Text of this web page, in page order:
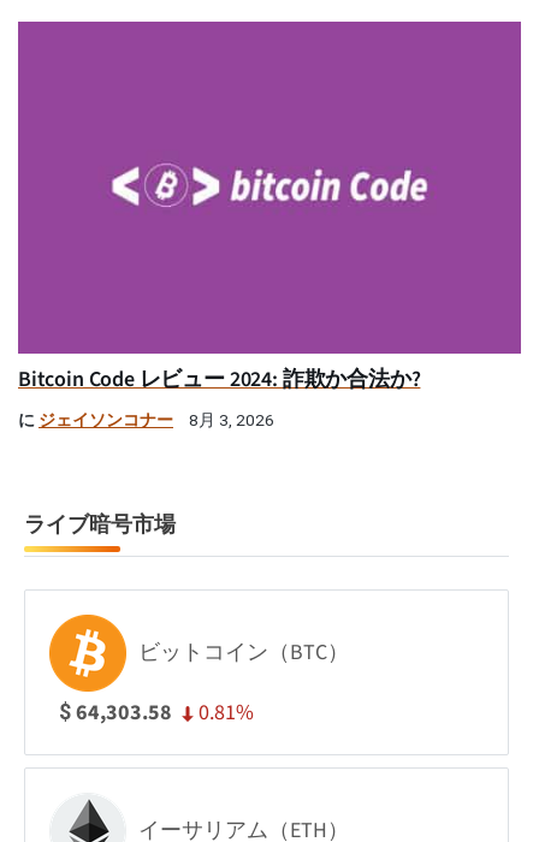
Bitcoin Code レビュー 2024: 詐欺か合法か?
に ジェイソンコナー 8月 3, 2026
ライブ暗号市場
ビットコイン（BTC）
$64,303.58 0.81%
イーサリアム（ETH）